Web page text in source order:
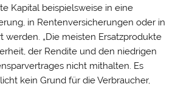
Kapital beispielsweise in eine
in Rentenversicherungen oder in
werden. „Die meisten Ersatzprodukte
der Rendite und den niedrigen
nicht mithalten. Es
kein Grund für die Verbraucher,